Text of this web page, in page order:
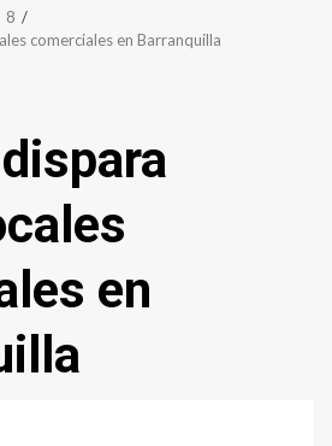
8
comerciales en Barranquilla
en